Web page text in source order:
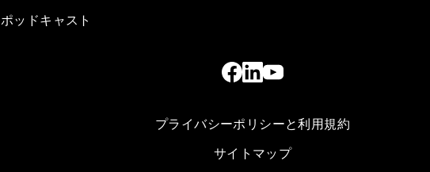
ポッドキャスト
プライバシーポリシーと利用規約
サイトマップ